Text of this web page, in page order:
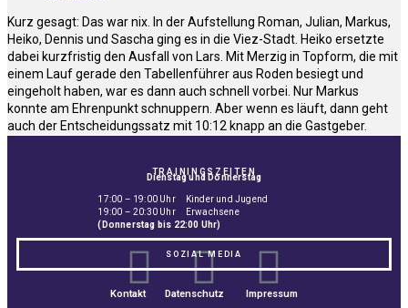
Kurz gesagt: Das war nix. In der Aufstellung Roman, Julian, Markus,
Heiko, Dennis und Sascha ging es in die Viez-Stadt. Heiko ersetzte
dabei kurzfristig den Ausfall von Lars. Mit Merzig in Topform, die mit
einem Lauf gerade den Tabellenführer aus Roden besiegt und
eingeholt haben, war es dann auch schnell vorbei. Nur Markus
konnte am Ehrenpunkt schnuppern. Aber wenn es läuft, dann geht
auch der Entscheidungssatz mit 10:12 knapp an die Gastgeber.
TRAININGSZEITEN
Dienstag und Donnerstag
17:00 – 19:00 Uhr Kinder und Jugend
19:00 – 20:30 Uhr Erwachsene
(Donnerstag bis 22:00 Uhr)
SOZIAL MEDIA
Kontakt Datenschutz Impressum